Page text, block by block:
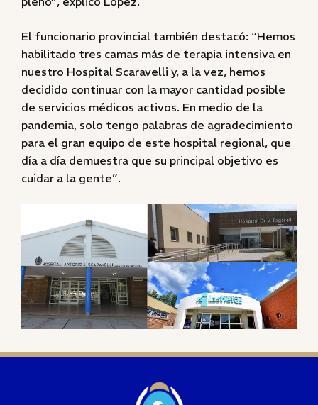
El funcionario provincial también destacó: “Hemos
habilitado tres camas más de terapia intensiva en
nuestro Hospital Scaravelli y, a la vez, hemos
decidido continuar con la mayor cantidad posible
de servicios médicos activos. En medio de la
pandemia, solo tengo palabras de agradecimiento
para el gran equipo de este hospital regional, que
día a día demuestra que su principal objetivo es
cuidar a la gente”.